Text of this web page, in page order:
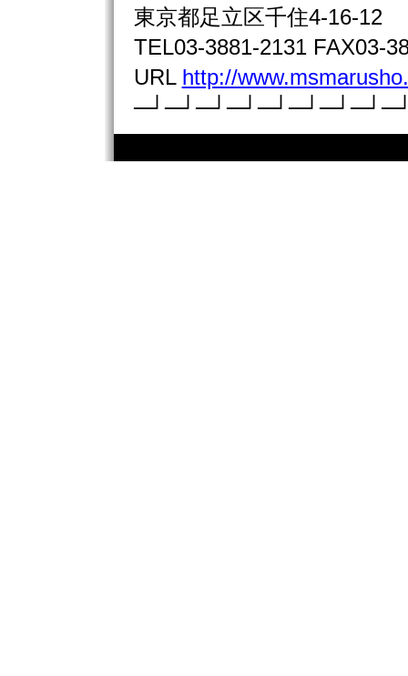
東京都足立区千住4-16-12
TEL03-3881-2131 FAX03-
URL http://